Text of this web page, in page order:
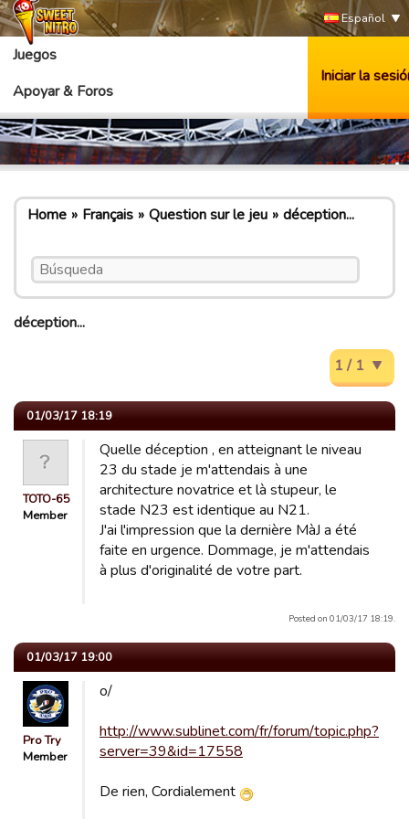
Español
Juegos
Apoyar & Foros
Iniciar la
Home Français Question sur le jeu déception...
déception...
1 / 1
01/03/17 18:19
TOTO-65
Member
Quelle déception , en atteignant le niveau
23 du stade je m'attendais à une
architecture novatrice et là stupeur, le
stade N23 est identique au N21.
J'ai l'impression que la dernière MàJ a été
faite en urgence. Dommage, je m'attendais
à plus d'originalité de votre part.
Posted on 01/03/17 18:19.
01/03/17 19:00
Pro Try
Member
o/
http://www.sublinet.com/fr/forum/topic.php?
server=39&id=17558
De rien, Cordialement